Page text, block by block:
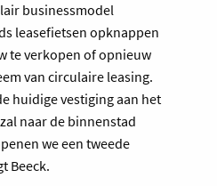
businessmodel
leasefietsen opknappen
te verkopen of opnieuw
van circulaire leasing.
huidige vestiging aan het
naar de binnenstad
we een tweede
Beeck.